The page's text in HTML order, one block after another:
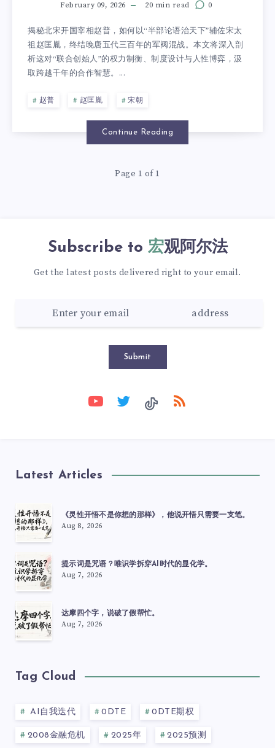
February 09, 2026 20 min read 0
揭秘北宋开国宰相赵普，如何以“半部论语治天下”辅佐宋太
祖赵匡胤，终结晚唐五代三百年的军阀混战。本文将深入剖
析这对“联合创始人”的权力制衡、制度设计与人性博弈，汲
取跨越千年的合作智慧。...
赵普 赵匡胤 宋朝
Continue Reading
Page 1 of 1
Subscribe to 宏观阿尔法
Get the latest posts delivered right to your email.
Submit
Latest Articles
《灵性开悟不是你想的那样》，他说开悟只需要一支笔。
Aug 8, 2026
提示词是咒语？唯识学拆穿AI时代的显化学。
Aug 7, 2026
达摩四个字，说破了假帮忙。
Aug 7, 2026
Tag Cloud
AI自我迭代 0DTE 0DTE期权
2008金融危机 2025年 2025预测